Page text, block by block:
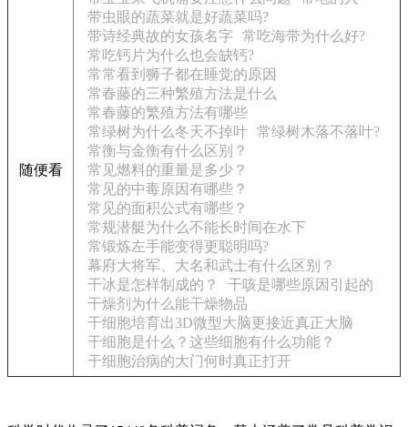
随便看
带虫眼的蔬菜就是好蔬菜吗?
带诗经典故的女孩名字
常吃海带为什么好?
常吃钙片为什么也会缺钙?
常常看到狮子都在睡觉的原因
常春藤的三种繁殖方法是什么
常春藤的繁殖方法有哪些
常绿树为什么冬天不掉叶 常绿树木落不落叶?
常衡与金衡有什么区别？
常见燃料的重量是多少？
常见的中毒原因有哪些？
常见的面积公式有哪些？
常规潜艇为什么不能长时间在水下
常锻炼左手能变得更聪明吗?
幕府大将军、大名和武士有什么区别？
干冰是怎样制成的？
干咳是哪些原因引起的
干燥剂为什么能干燥物品
干细胞培育出3D微型大脑更接近真正大脑
干细胞是什么？这些细胞有什么功能？
干细胞治病的大门何时真正打开